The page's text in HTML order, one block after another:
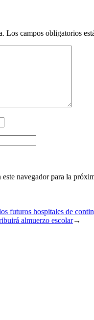
Los campos obligatorios
navegador para la
futuros hospitales de
almuerzo escolar→